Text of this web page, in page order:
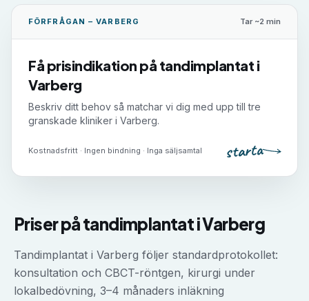
FÖRFRÅGAN –VARBERG Tar ~2 min
Få prisindikation på tandimplantat i
Varberg
Beskriv ditt behov så matchar vi dig med upp till tre
granskade kliniker i Varberg.
Kostnadsfritt · Ingen bindning · Inga säljsamtal starta
Priser påtandimplantatiVarberg
Tandimplantat i Varberg följer standardprotokollet:
konsultation och CBCT-röntgen, kirurgi under
lokalbedövning, 3–4 månaders inläkning